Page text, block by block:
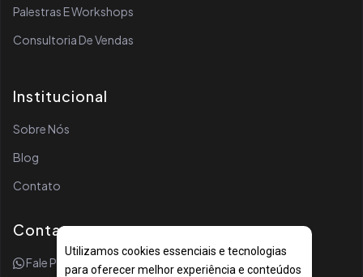
Palestras E Workshops
Consultoria De Vendas
Institucional
Sobre Nós
Blog
Contato
Contato
Fale Por WhatsApp
Utilizamos cookies essenciais e tecnologias
para oferecer melhor experiência e conteúdos